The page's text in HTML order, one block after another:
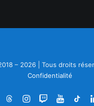
– 2026 | Tous droits
Confidentialité